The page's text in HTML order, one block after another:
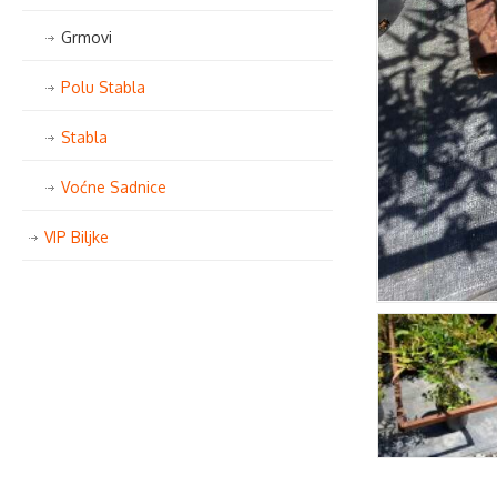
Grmovi
Polu Stabla
Stabla
Voćne Sadnice
VIP Biljke